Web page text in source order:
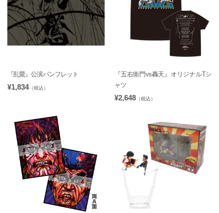
『乱鶯』公演パンフレット
¥1,834（税込）
『五右衛門vs轟天』オリジナルTシ
ャツ
¥2,648 （税込）